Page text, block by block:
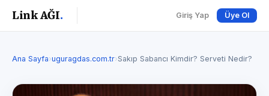
Link AĞI. Giriş Yap Üye Ol
Ana Sayfa›uguragdas.com.tr›Sakıp Sabancı Kimdir? Serveti Nedir?